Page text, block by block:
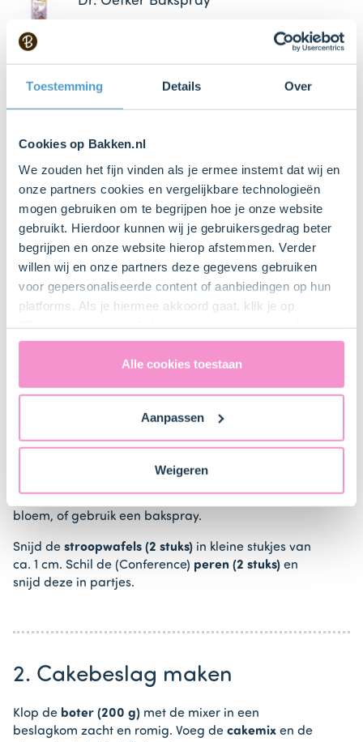
Toestemming Details Over
Cookies op Bakken.nl
We zouden het fijn vinden als je ermee instemt dat wij en
onze partners cookies en vergelijkbare technologieën
mogen gebruiken om te begrijpen hoe je onze website
gebruikt. Hierdoor kunnen wij je gebruikersgedrag beter
begrijpen en onze website hierop afstemmen. Verder
willen wij en onze partners deze gegevens gebruiken
voor gepersonaliseerde content of aanbiedingen op hun
platforms. Als je hiermee akkoord gaat, klik je op
uitdrukkelijk een eventuele gegevensoverdracht naar de
Verenigde Staten in de zin van artikel 49 AVG. Raadpleeg
ons
naar technology providers en partners in de Verenigde
Staten. Je kunt op elk moment van gedachten
Alle cookies toestaan
Aanpassen
Weigeren
Bestel gemakkelijk en snel je bakproducten
bij ons zusjeDeLeuksteTaartenshop
Stappen
1. Voorbereiden
en verwarm de oven voor (elektrisch 160°C /
bloem, of gebruik een bakspray.
Snijd de stroopwafels (2 stuks) in kleine stukjes van
ca. 1 cm. Schil de (Conference) peren (2 stuks) en
snijd deze in partjes.
2. Cakebeslag maken
Klop de boter (200 g) met de mixer in een
beslagkom zacht en romig. Voeg de cakemix en de